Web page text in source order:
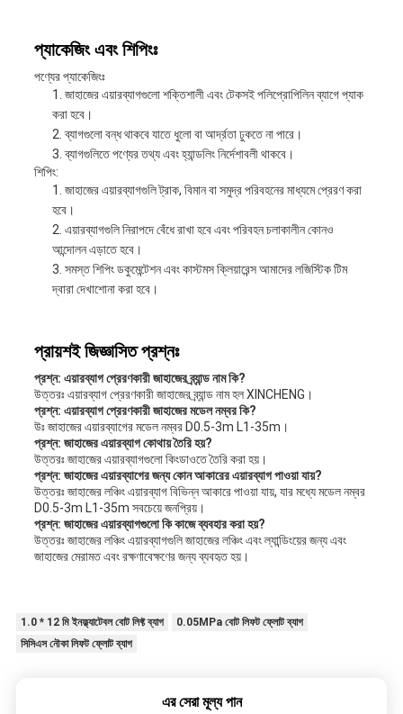
প্যাকেজিং এবং শিপিংঃ
পণ্যের প্যাকেজিংঃ
জাহাজের এয়ারব্যাগগুলো শক্তিশালী এবং টেকসই পলিপ্রোপিলিন ব্যাগে প্যাক
করা হবে।
ব্যাগগুলো বন্ধ থাকবে যাতে ধুলো বা আর্দ্রতা ঢুকতে না পারে।
ব্যাগগুলিতে পণ্যের তথ্য এবং হ্যান্ডলিং নির্দেশাবলী থাকবে।
শিপিং:
জাহাজের এয়ারব্যাগগুলি ট্রাক, বিমান বা সমুদ্র পরিবহনের মাধ্যমে প্রেরণ করা
হবে।
এয়ারব্যাগগুলি নিরাপদে বেঁধে রাখা হবে এবং পরিবহন চলাকালীন কোনও
আন্দোলন এড়াতে হবে।
সমস্ত শিপিং ডকুমেন্টেশন এবং কাস্টমস ক্লিয়ারেন্স আমাদের লজিস্টিক টিম
দ্বারা দেখাশোনা করা হবে।
প্রায়শই জিজ্ঞাসিত প্রশ্নঃ
প্রশ্ন: এয়ারব্যাগ প্রেরণকারী জাহাজের ব্র্যান্ড নাম কি?
উত্তরঃ এয়ারব্যাগ প্রেরণকারী জাহাজের ব্র্যান্ড নাম হল XINCHENG।
প্রশ্ন: এয়ারব্যাগ প্রেরণকারী জাহাজের মডেল নম্বর কি?
উঃ জাহাজের এয়ারব্যাগের মডেল নম্বর D0.5-3m L1-35m।
প্রশ্ন: জাহাজের এয়ারব্যাগ কোথায় তৈরি হয়?
উত্তরঃ জাহাজের এয়ারব্যাগগুলো কিংডাওতে তৈরি করা হয়।
প্রশ্ন: জাহাজের এয়ারব্যাগের জন্য কোন আকারের এয়ারব্যাগ পাওয়া যায়?
উত্তরঃ জাহাজের লঞ্চিং এয়ারব্যাগ বিভিন্ন আকারে পাওয়া যায়, যার মধ্যে মডেল নম্বর
D0.5-3m L1-35m সবচেয়ে জনপ্রিয়।
প্রশ্ন: জাহাজের এয়ারব্যাগগুলো কি কাজে ব্যবহার করা হয়?
উত্তরঃ জাহাজের লঞ্চিং এয়ারব্যাগগুলি জাহাজের লঞ্চিং এবং ল্যান্ডিংয়ের জন্য এবং
জাহাজের মেরামত এবং রক্ষণাবেক্ষণের জন্য ব্যবহৃত হয়।
1.0 * 12 মি ইনফ্ল্যাটেবল বোট লিফ্ট ব্যাগ
0.05MPa বোট লিফট ফ্লোট ব্যাগ
সিসিএস নৌকা লিফট ফ্লোট ব্যাগ
এর সেরা মূল্য পান